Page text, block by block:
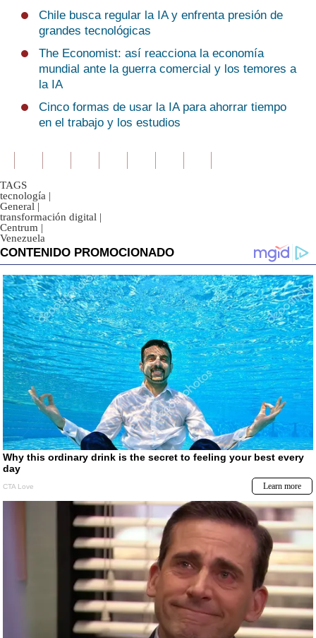
Chile busca regular la IA y enfrenta presión de
grandes tecnológicas
The Economist: así reacciona la economía
mundial ante la guerra comercial y los temores a
la IA
Cinco formas de usar la IA para ahorrar tiempo
en el trabajo y los estudios
TAGS
tecnología |
General |
transformación digital |
Centrum |
Venezuela